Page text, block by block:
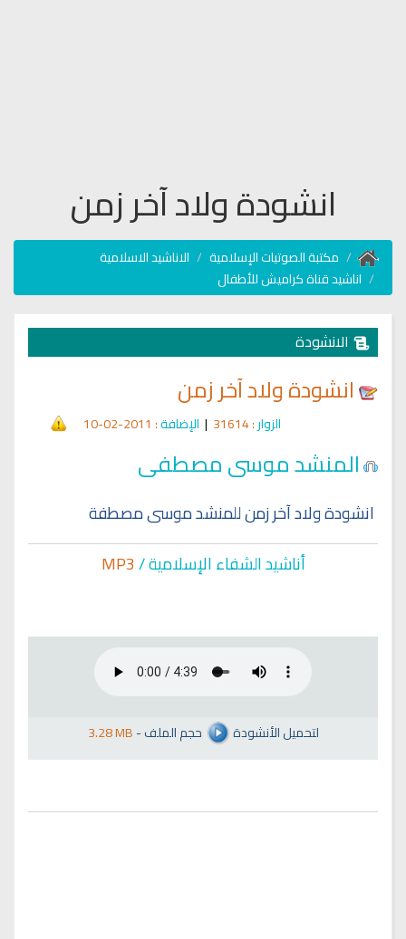
انشودة ولاد آخر زمن
مكتبة الصوتيات الإسلامية
الاناشيد الاسلامية
اناشيد قناة كراميش للأطفال
الانشودة
انشودة ولاد آخر زمن
الزوار: 31614
| الإضافة: 2011-02-10
المنشد موسى مصطفى
انشودة ولاد آخر زمن للمنشد موسى مصطفة
أناشيد الشفاء الإسلامية /MP3
3.28 MB- لتحميل الأنشودة حجم الملف